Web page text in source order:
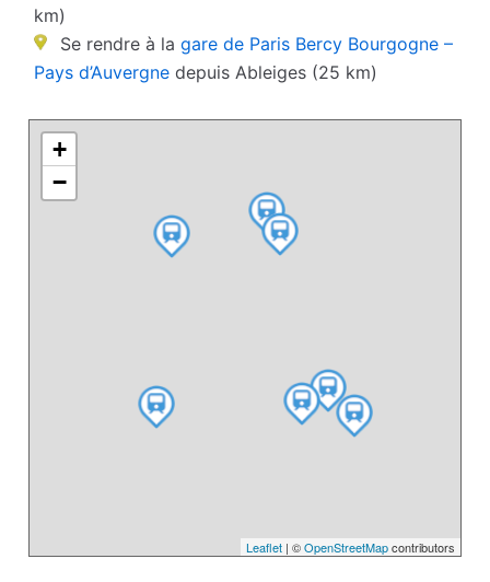
km)
Se rendre à la gare de Paris Bercy Bourgogne –
Pays d’Auvergne depuis Ableiges (25 km)
+
−
Leaflet| ©OpenStreetMapcontributors